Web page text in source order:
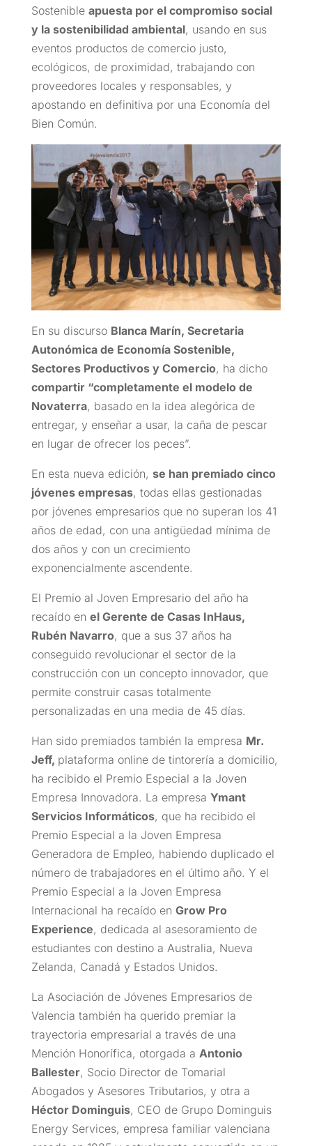
Sostenible apuesta por el compromiso social
y la sostenibilidad ambiental, usando en sus
eventos productos de comercio justo,
ecológicos, de proximidad, trabajando con
proveedores locales y responsables, y
apostando en definitiva por una Economía del
Bien Común.
En su discurso Blanca Marín, Secretaria
Autonómica de Economía Sostenible,
Sectores Productivos y Comercio, ha dicho
compartir “completamente el modelo de
Novaterra, basado en la idea alegórica de
entregar, y enseñar a usar, la caña de pescar
en lugar de ofrecer los peces”.
En esta nueva edición, se han premiado cinco
jóvenes empresas, todas ellas gestionadas
por jóvenes empresarios que no superan los 41
años de edad, con una antigüedad mínima de
dos años y con un crecimiento
exponencialmente ascendente.
El Premio al Joven Empresario del año ha
recaído en el Gerente de Casas InHaus,
Rubén Navarro, que a sus 37 años ha
conseguido revolucionar el sector de la
construcción con un concepto innovador, que
permite construir casas totalmente
personalizadas en una media de 45 días.
Han sido premiados también la empresa Mr.
Jeff, plataforma online de tintorería a domicilio,
ha recibido el Premio Especial a la Joven
Empresa Innovadora. La empresa Ymant
Servicios Informáticos, que ha recibido el
Premio Especial a la Joven Empresa
Generadora de Empleo, habiendo duplicado el
número de trabajadores en el último año. Y el
Premio Especial a la Joven Empresa
Internacional ha recaído en Grow Pro
Experience, dedicada al asesoramiento de
estudiantes con destino a Australia, Nueva
Zelanda, Canadá y Estados Unidos.
La Asociación de Jóvenes Empresarios de
Valencia también ha querido premiar la
trayectoria empresarial a través de una
Mención Honorífica, otorgada a Antonio
Ballester, Socio Director de Tomarial
Abogados y Asesores Tributarios, y otra a
Héctor Dominguis, CEO de Grupo Dominguis
Energy Services, empresa familiar valenciana